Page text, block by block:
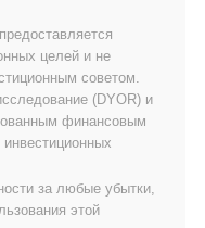
a seamless user
crypto users and
assets. By integrating
technologies,
of cryptocurrencies and
The BXS token serves as
its functionality and
– Ключевые
целей и не
советом.
(DYOR) и
финансовым
за любые убытки,
этой